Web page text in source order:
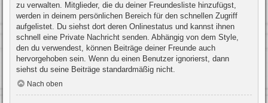
zu verwalten. Mitglieder, die du deiner Freundesliste hinzufügst,
werden in deinem persönlichen Bereich für den schnellen Zugriff
aufgelistet. Du siehst dort deren Onlinestatus und kannst ihnen
schnell eine Private Nachricht senden. Abhängig von dem Style,
den du verwendest, können Beiträge deiner Freunde auch
hervorgehoben sein. Wenn du einen Benutzer ignorierst, dann
siehst du seine Beiträge standardmäßig nicht.
Nach oben